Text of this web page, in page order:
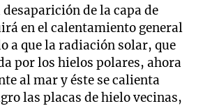
de la capa de
en el calentamiento general
a que la radiación solar, que
por los hielos polares, ahora
al mar y éste se calienta
las placas de hielo vecinas,